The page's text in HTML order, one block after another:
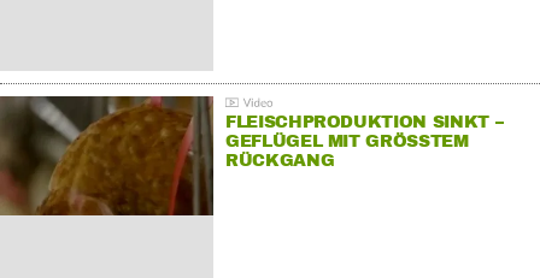
FLEISCHPRODUKTION SINKT –
GEFLÜGEL MIT GRÖSSTEM R
ÜCKGANG